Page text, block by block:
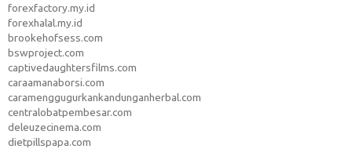
forexfactory.my.id
forexhalal.my.id
brookehofsess.com
bswproject.com
captivedaughtersfilms.com
caraamanaborsi.com
caramenggugurkankandunganherbal.com
centralobatpembesar.com
deleuzecinema.com
dietpillspapa.com